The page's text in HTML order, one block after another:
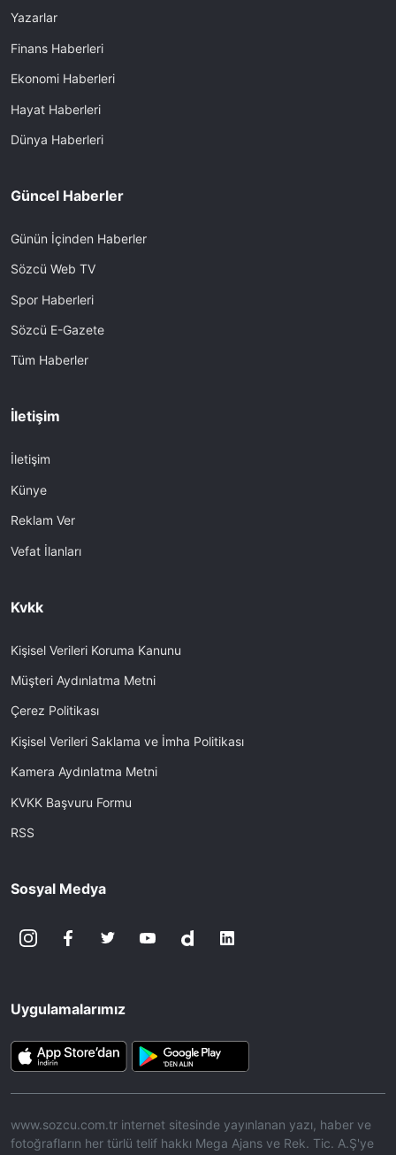
Yazarlar
Finans Haberleri
Ekonomi Haberleri
Hayat Haberleri
Dünya Haberleri
Güncel Haberler
Günün İçinden Haberler
Sözcü Web TV
Spor Haberleri
Sözcü E-Gazete
Tüm Haberler
İletişim
İletişim
Künye
Reklam Ver
Vefat İlanları
Kvkk
Kişisel Verileri Koruma Kanunu
Müşteri Aydınlatma Metni
Çerez Politikası
Kişisel Verileri Saklama ve İmha Politikası
Kamera Aydınlatma Metni
KVKK Başvuru Formu
RSS
Sosyal Medya
Uygulamalarımız
www.sozcu.com.tr internet sitesinde yayınlanan yazı, haber ve
fotoğrafların her türlü telif hakkı Mega Ajans ve Rek. Tic. A.Ş'ye